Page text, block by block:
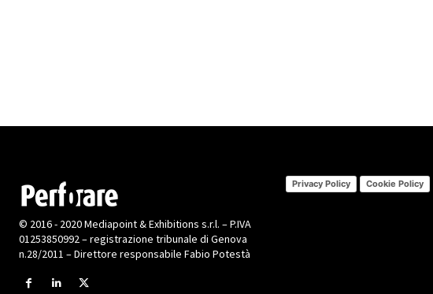
© 2016 - 2020 Mediapoint & Exhibitions s.r.l. – P.IVA
01253850992 – registrazione tribunale di Genova
n.28/2011 – Direttore responsabile Fabio Potestà
Privacy Policy Cookie Policy